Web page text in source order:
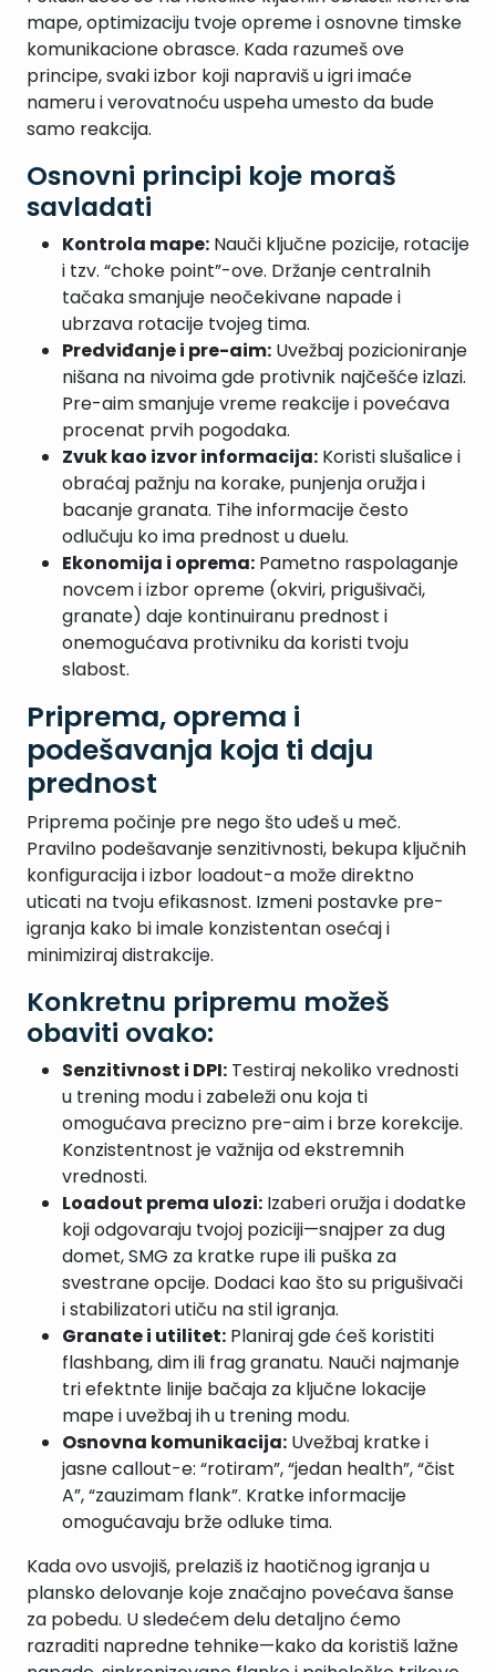
mape, optimizaciju tvoje opreme i osnovne timske
komunikacione obrasce. Kada razumeš ove
principe, svaki izbor koji napraviš u igri imaće
nameru i verovatnoću uspeha umesto da bude
samo reakcija.
Osnovni principi koje moraš
savladati
Kontrola mape: Nauči ključne pozicije, rotacije
i tzv. “choke point”-ove. Držanje centralnih
tačaka smanjuje neočekivane napade i
ubrzava rotacije tvojeg tima.
Predviđanje i pre-aim: Uvežbaj pozicioniranje
nišana na nivoima gde protivnik najčešće izlazi.
Pre-aim smanjuje vreme reakcije i povećava
procenat prvih pogodaka.
Zvuk kao izvor informacija: Koristi slušalice i
obraćaj pažnju na korake, punjenja oružja i
bacanje granata. Tihe informacije često
odlučuju ko ima prednost u duelu.
Ekonomija i oprema: Pametno raspolaganje
novcem i izbor opreme (okviri, prigušivači,
granate) daje kontinuiranu prednost i
onemogućava protivniku da koristi tvoju
slabost.
Priprema, oprema i
podešavanja koja ti daju
prednost
Priprema počinje pre nego što uđeš u meč.
Pravilno podešavanje senzitivnosti, bekupa ključnih
konfiguracija i izbor loadout-a može direktno
uticati na tvoju efikasnost. Izmeni postavke pre-
igranja kako bi imale konzistentan osećaj i
minimiziraj distrakcije.
Konkretnu pripremu možeš
obaviti ovako:
Senzitivnost i DPI: Testiraj nekoliko vrednosti
u trening modu i zabeleži onu koja ti
omogućava precizno pre-aim i brze korekcije.
Konzistentnost je važnija od ekstremnih
vrednosti.
Loadout prema ulozi: Izaberi oružja i dodatke
koji odgovaraju tvojoj poziciji—snajper za dug
domet, SMG za kratke rupe ili puška za
svestrane opcije. Dodaci kao što su prigušivači
i stabilizatori utiču na stil igranja.
Granate i utilitet: Planiraj gde ćeš koristiti
flashbang, dim ili frag granatu. Nauči najmanje
tri efektnte linije bačaja za ključne lokacije
mape i uvežbaj ih u trening modu.
Osnovna komunikacija: Uvežbaj kratke i
jasne callout-e: “rotiram”, “jedan health”, “čist
A”, “zauzimam flank”. Kratke informacije
omogućavaju brže odluke tima.
Kada ovo usvojiš, prelaziš iz haotičnog igranja u
plansko delovanje koje značajno povećava šanse
za pobedu. U sledećem delu detaljno ćemo
razraditi napredne tehnike—kako da koristiš lažne